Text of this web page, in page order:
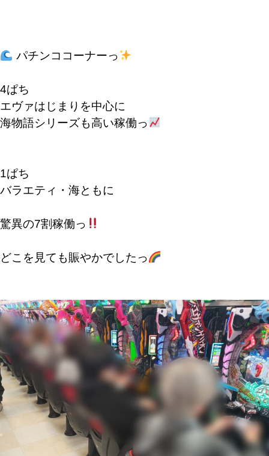
パチンココーナーっ
4ぱち
エヴァはじまりを中心に
海物語シリーズも高い稼働っ
1ぱち
バラエティ・海ともに
驚異の7割稼働っ
どこを見ても賑やかでしたっ